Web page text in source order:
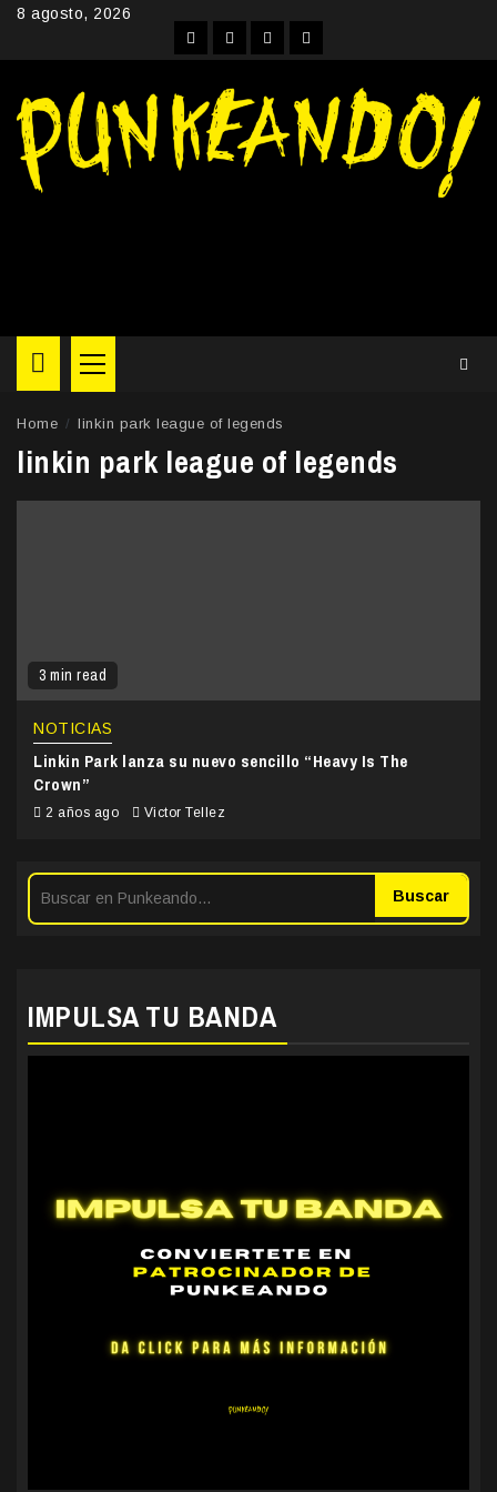
Skip8 agosto, 2026
FacebookInstagram
YouTubeTwitter
Primary
Menu
Home linkin park league of legends
linkin park league of legends
3 min read
NOTICIAS
Linkin Park lanza su nuevo sencillo “Heavy Is The
Crown”
2 años ago Victor Tellez
Buscar
IMPULSA TU BANDA